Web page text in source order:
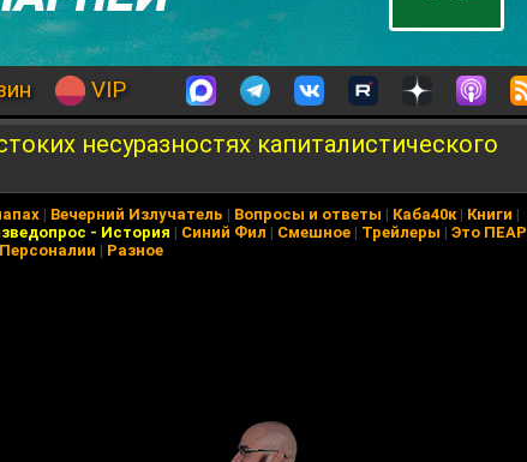
VIP
несуразностях капиталистического
| Вечерний Излучатель | Вопросы и ответы | Каба40к| Книги |
- История | Синий Фил | Смешное | Трейлеры | Это ПЕАР
Персоналии | Разное